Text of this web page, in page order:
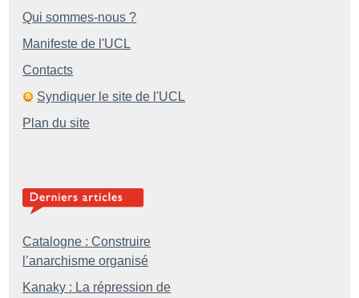
Qui sommes-nous ?
Manifeste de l'UCL
Contacts
Syndiquer le site de l'UCL
Plan du site
Catalogne : Construire
l’anarchisme organisé
Kanaky : La répression de